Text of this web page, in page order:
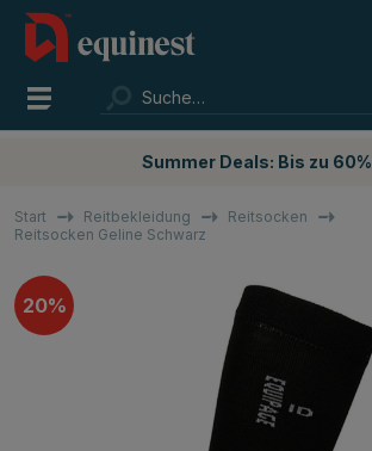
Summer Deals: Bis zu 60%
Start Reitbekleidung
Reitsocken
Reitsocken Geline Schwarz
20%